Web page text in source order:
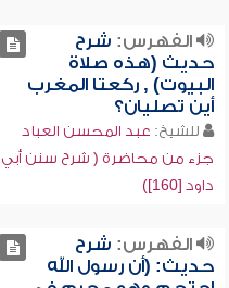
الفهرس: شرح
حديث (هذه صلاة
البيوت) , ركعتا المغرب
أين تصليان؟
للشيخ: عبد المحسن العباد
جزء من محاضرة ( شرح سنن أبي
داود [160])
الفهرس: شرح
حديث: (أن رسول الله